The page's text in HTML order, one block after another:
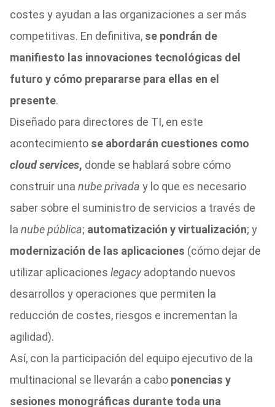
costes y ayudan a las organizaciones a ser más
competitivas. En definitiva, se pondrán de
manifiesto las innovaciones tecnológicas del
futuro y cómo prepararse para ellas en el
presente.
Diseñado para directores de TI, en este
acontecimiento se abordarán cuestiones como
cloud services, donde se hablará sobre cómo
construir una nube privada y lo que es necesario
saber sobre el suministro de servicios a través de
la nube pública; automatización y virtualización; y
modernización de las aplicaciones (cómo dejar de
utilizar aplicaciones legacyadoptando nuevos
desarrollos y operaciones que permiten la
reducción de costes, riesgos e incrementan la
agilidad).
Así, con la participación del equipo ejecutivo de la
multinacional se llevarán a cabo ponencias y
sesiones monográficas durante toda una